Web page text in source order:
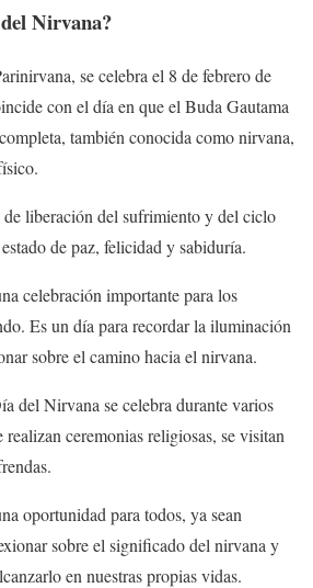
Nirvana?
se celebra el 8 de febrero de
con el día en que el Buda Gautama
también conocida como nirvana,
de liberación del sufrimiento y del ciclo
de paz, felicidad y sabiduría.
celebración importante para los
Es un día para recordar la iluminación
sobre el camino hacia el nirvana.
del Nirvana se celebra durante varios
realizan ceremonias religiosas, se visitan
oportunidad para todos, ya sean
sobre el significado del nirvana y
en nuestras propias vidas.